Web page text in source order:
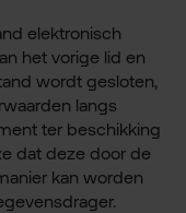
elektronisch
het vorige lid en
wordt gesloten,
langs
ter beschikking
dat deze door de
kan worden